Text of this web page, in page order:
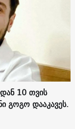
10 თვის
გოგო დააკავეს.